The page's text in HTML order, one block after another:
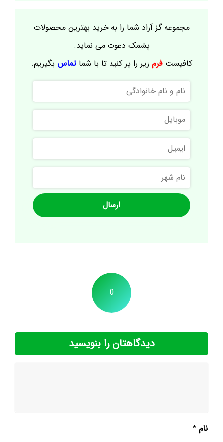
مجموعه گز آراد شما را به خرید بهترین محصولات
پشمک دعوت می نماید.
کافیستفرم زیر را پر کنید تا با شماتماس بگیریم.
نام
و
نام
خانوادگی
موبایل
ایمیل
نام
شهر
0
دیدگاهتان را بنویسید
نام *